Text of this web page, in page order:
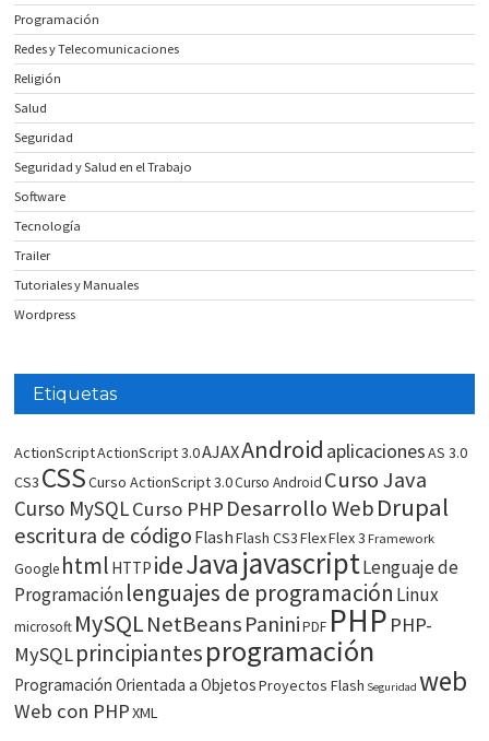
Programación
Redes y Telecomunicaciones
Religión
Salud
Seguridad
Seguridad y Salud en el Trabajo
Software
Tecnología
Trailer
Tutoriales y Manuales
Wordpress
Etiquetas
ActionScriptActionScript 3.0AJAXAndroid aplicacionesAS 3.0
CS3 CSSCurso ActionScript 3.0Curso Android Curso Java
Curso MySQLCurso PHP Desarrollo WebDrupal
escritura de código FlashFlash CS3FlexFlex 3 Framework
Google html HTTP ideJavajavascriptLenguaje de
Programaciónlenguajes de programación Linux
microsoft MySQLNetBeans Panini PDF PHP PHP-
MySQLprincipiantesprogramación
Programación Orientada a ObjetosProyectos Flash Seguridad web
Web con PHPXML